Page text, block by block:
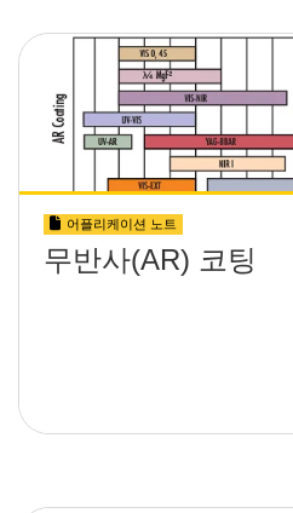
어플리케이션 노트
무반사(AR) 코팅